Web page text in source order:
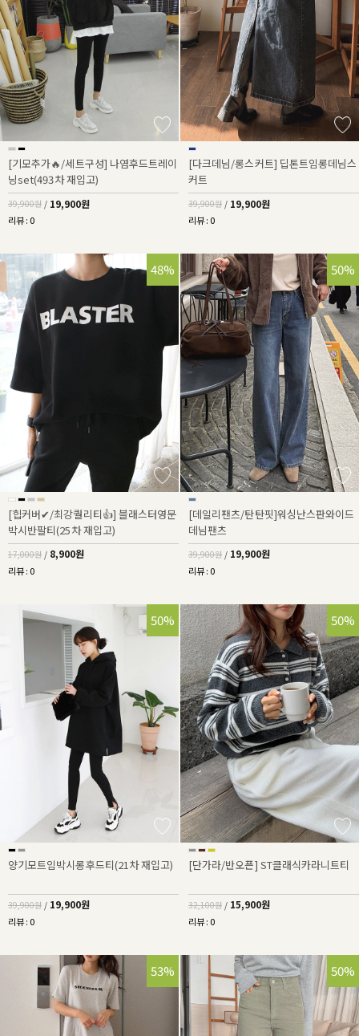
[기모추가🔥/세트구성] 나염후드트레이
닝set(493차 재입고)
39,900원 / 19,900원
리뷰 : 0
[다크데님/롱스커트] 딥톤트임롱데님스
커트
39,900원 / 19,900원
리뷰 : 0
48%
[힙커버✔/최강퀄리티👍] 블래스터영문
박시반팔티(25차 재입고)
17,000원 / 8,900원
리뷰 : 0
50%
[데일리팬츠/탄탄핏]워싱난스판와이드
데님팬츠
39,900원 / 19,900원
리뷰 : 0
50%
양기모트임박시롱후드티(21차 재입고)
39,900원 / 19,900원
리뷰 : 0
50%
[단가라/반오픈] ST클래식카라니트티
32,100원 / 15,900원
리뷰 : 0
53% 50%